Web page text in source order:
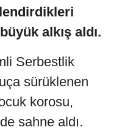
alkış aldı.
Serbestlik
sürüklenen
korosu,
sahne aldı.